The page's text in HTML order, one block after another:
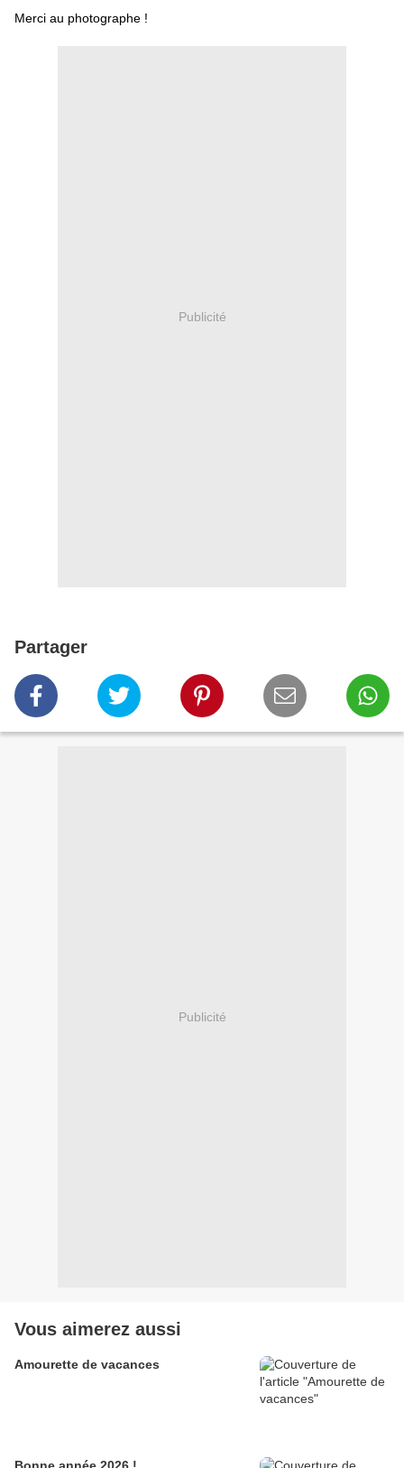
Merci au photographe !
Publicité
Partager
Publicité
Vous aimerez aussi
Amourette de vacances